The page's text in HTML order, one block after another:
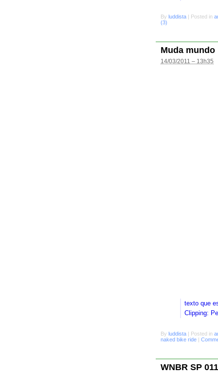
By luddista Posted in
(3)
Muda mundo
14/03/2011 – 13h35
texto que
Clipping:
By luddista | Posted in
naked bike ride |
WNBR SP 011